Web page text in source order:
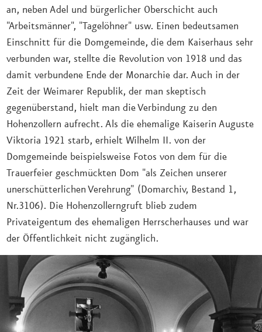
an, neben Adel und bürgerlicher Oberschicht auch
"Arbeitsmänner", "Tagelöhner" usw. Einen bedeutsamen
Einschnitt für die Domgemeinde, die dem Kaiserhaus sehr
verbunden war, stellte die Revolution von 1918 und das
damit verbundene Ende der Monarchie dar. Auch in der
Zeit der Weimarer Republik, der man skeptisch
gegenüberstand, hielt man die Verbindung zu den
Hohenzollern aufrecht. Als die ehemalige Kaiserin Auguste
Viktoria 1921 starb, erhielt Wilhelm II. von der
Domgemeinde beispielsweise Fotos von dem für die
Trauerfeier geschmückten Dom "als Zeichen unserer
unerschütterlichen Verehrung" (Domarchiv, Bestand 1,
Nr.3106). Die Hohenzollerngruft blieb zudem
Privateigentum des ehemaligen Herrscherhauses und war
der Öffentlichkeit nicht zugänglich.